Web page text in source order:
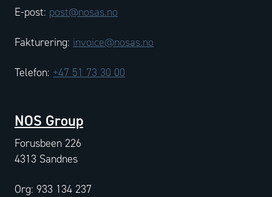
E-post: post@nosas.no
Fakturering: invoice@nosas.no
Telefon: +47 51 73 30 00
NOS Group
Forusbeen 226
4313 Sandnes
Org: 933 134 237